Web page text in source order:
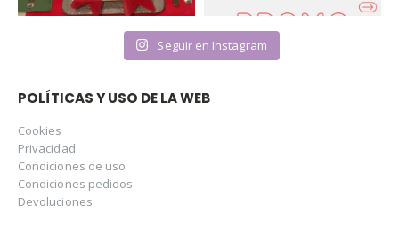
Seguir en Instagram
POLÍTICAS Y USO DE LA WEB
Cookies
Privacidad
Condiciones de uso
Condiciones pedidos
Devoluciones